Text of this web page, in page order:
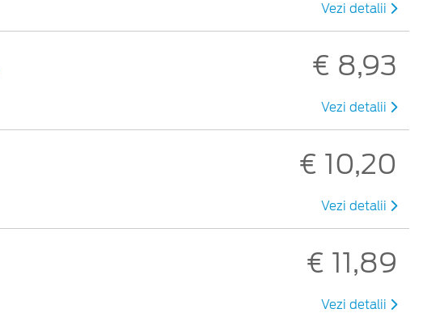
Vezi detalii
€ 8,93
Vezi detalii
€ 10,20
Vezi detalii
€ 11,89
Vezi detalii